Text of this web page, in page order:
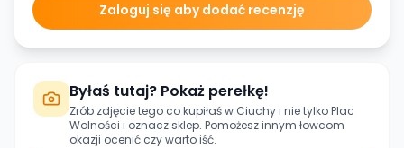
Zaloguj się aby dodać recenzję
Byłaś tutaj? Pokaż perełkę!
Zrób zdjęcie tego co kupiłaś w Ciuchy i nie tylko Plac
Wolności i oznacz sklep. Pomożesz innym łowcom
okazji ocenić czy warto iść.